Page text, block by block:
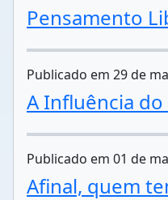
Pensamento
Publicado em 29 de
A Influência
Publicado em 01 de
Afinal, quem